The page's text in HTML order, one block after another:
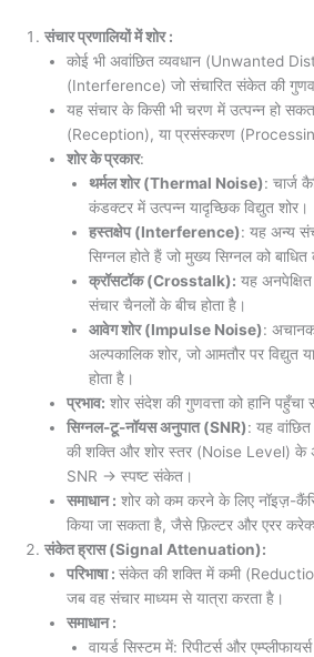
संचार प्रणालियों में शोर :
कोई भी अवांछित व्यवधान (Unwanted
(Interference) जो संचारित संकेत की
यह संचार के किसी भी चरण में उत्पन्न हो
(Reception), या प्रसंस्करण
शोर के प्रकार:
थर्मल शोर (Thermal Noise): चार्ज
कंडक्टर में उत्पन्न यादृच्छिक विद्युत शोर।
हस्तक्षेप (Interference): यह अन्य
सिग्नल होते हैं जो मुख्य सिग्नल को
क्रॉसटॉक (Crosstalk): यह
संचार चैनलों के बीच होता है।
आवेग शोर (Impulse Noise): अचानक
अल्पकालिक शोर, जो आमतौर पर विद्युत
होता है।
प्रभाव: शोर संदेश की गुणवत्ता को हानि पहुँचा
सिग्नल-टू-नॉयस अनुपात (SNR): यह
की शक्ति और शोर स्तर (Noise Level) के
SNR → स्पष्ट संकेत।
समाधान : शोर को कम करने के लिए नॉइज़-
किया जा सकता है, जैसे फ़िल्टर और एरर
संकेत ह्रास (Signal Attenuation):
परिभाषा : संकेत की शक्ति में कमी
जब वह संचार माध्यम से यात्रा करता है।
समाधान :
वायर्ड सिस्टम में: रिपीटर्स और